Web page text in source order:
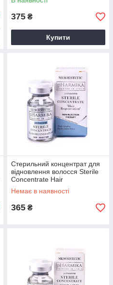
375 ₴
Купити
Стерильний концентрат для
відновлення волосся Sterile
Concentrate Hair
Regeneration, 10 мл
Немає в наявності
365 ₴